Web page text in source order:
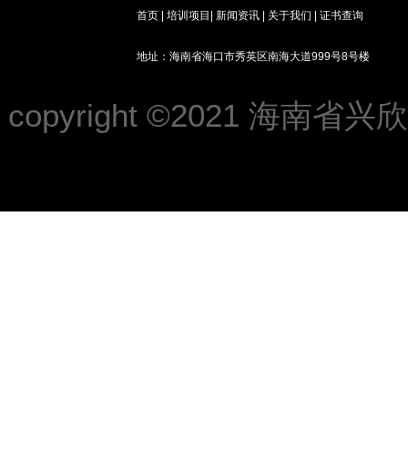
首页 培训项目 新闻资讯 关于我们 证书查询
地址：海南省海口市秀英区南海大道999号8号楼
copyright ©2021 海南省兴